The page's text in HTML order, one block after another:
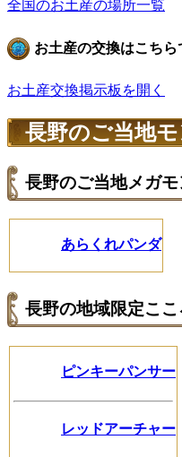
全国のお土産の場所一覧
お土産の交換はこちら
お土産交換掲示板を開く
長野のご当地
長野のご当地メガモ
あらくれパンダ
長野の地域限定ここ
ピンキーパンサー
レッドアーチャー